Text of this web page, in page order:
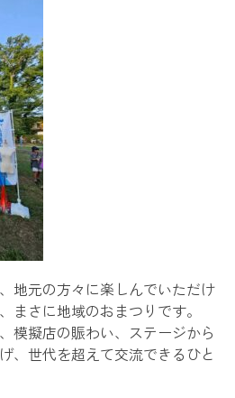
地元の方々に楽しんでいただけ
まさに地域のおまつりです。
模擬店の賑わい、ステージから
、世代を超えて交流できるひと